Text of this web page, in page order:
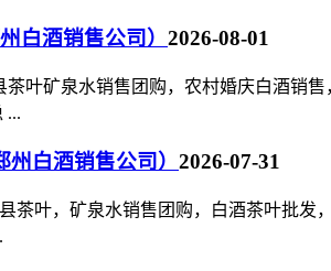
白酒销售公司） 2026-08-01
茶叶矿泉水销售团购，农村婚庆白酒销
...
白酒销售公司） 2026-07-31
茶叶，矿泉水销售团购，白酒茶叶批